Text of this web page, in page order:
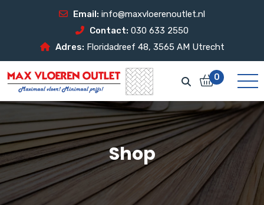
Email: info@maxvloerenoutlet.nl
Contact: 030 633 2550
Adres: Floridadreef 48, 3565 AM Utrecht
0
Shop